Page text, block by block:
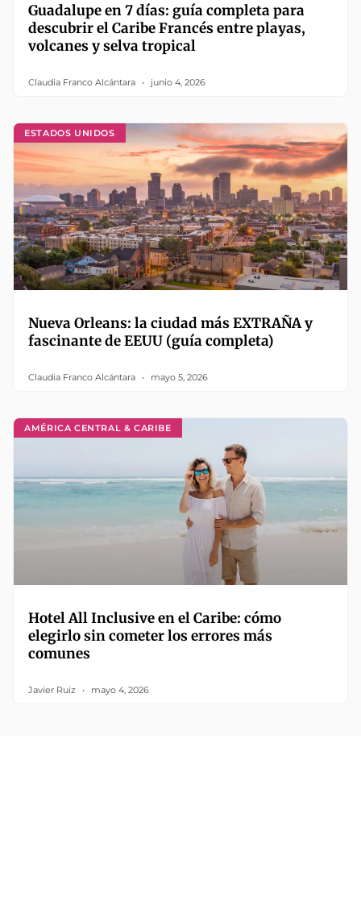
Guadalupe en 7 días: guía completa para
descubrir el Caribe Francés entre playas,
volcanes y selva tropical
Claudia Franco Alcántara junio 4, 2026
ESTADOS UNIDOS
Nueva Orleans: la ciudad más EXTRAÑA y
fascinante de EEUU (guía completa)
Claudia Franco Alcántara mayo 5, 2026
AMÉRICA CENTRAL & CARIBE
Hotel All Inclusive en el Caribe: cómo
elegirlo sin cometer los errores más
comunes
Javier Ruiz mayo 4, 2026